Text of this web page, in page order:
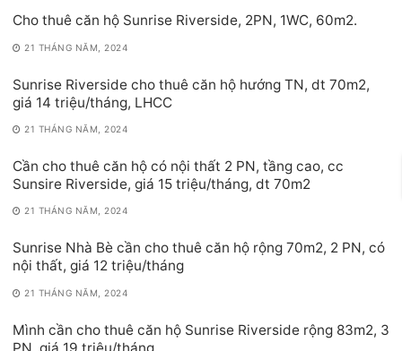
Cho thuê căn hộ Sunrise Riverside, 2PN, 1WC, 60m2.
21 THÁNG NĂM, 2024
Sunrise Riverside cho thuê căn hộ hướng TN, dt 70m2,
giá 14 triệu/tháng, LHCC
21 THÁNG NĂM, 2024
Cần cho thuê căn hộ có nội thất 2 PN, tầng cao, cc
Sunsire Riverside, giá 15 triệu/tháng, dt 70m2
21 THÁNG NĂM, 2024
Sunrise Nhà Bè cần cho thuê căn hộ rộng 70m2, 2 PN, có
nội thất, giá 12 triệu/tháng
21 THÁNG NĂM, 2024
Mình cần cho thuê căn hộ Sunrise Riverside rộng 83m2, 3